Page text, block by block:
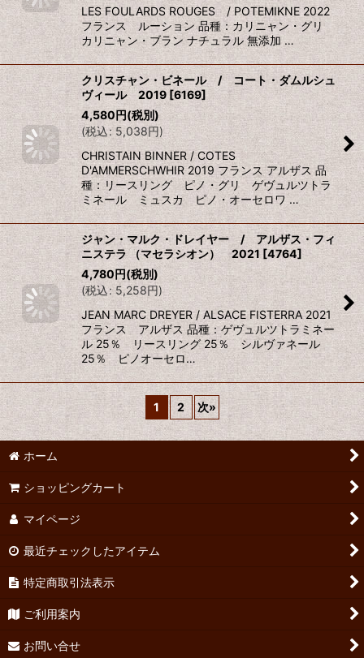
LES FOULARDS ROUGES / POTEMIKNE 2022
フランス ルーション 品種：カリニャン・グリ
カリニャン・ブラン ナチュラル 無添加 …
クリスチャン・ビネール / コート・ダムルシュ
ヴィール 2019[6169]
4,580円(税別)
(税込: 5,038円)
CHRISTAIN BINNER / COTES
D'AMMERSCHWHIR 2019 フランス アルザス 品
種：リースリング ピノ・グリ ゲヴュルツトラ
ミネール ミュスカ ピノ・オーセロワ …
ジャン・マルク・ドレイヤー / アルザス・フィ
ニステラ （マセラシオン） 2021 [4764]
4,780円(税別)
(税込: 5,258円)
JEAN MARC DREYER / ALSACE FISTERRA 2021
フランス アルザス 品種：ゲヴュルツトラミネー
ル 25％ リースリング 25％ シルヴァネール
25％ ピノオーセロ…
1 2 次»
ホーム
ショッピングカート
マイページ
最近チェックしたアイテム
特定商取引法表示
ご利用案内
お問い合せ